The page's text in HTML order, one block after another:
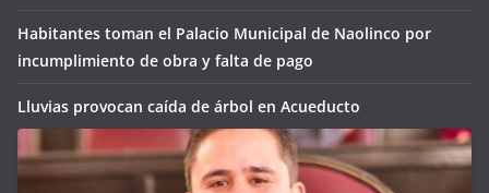
Habitantes toman el Palacio Municipal de Naolinco por
incumplimiento de obra y falta de pago
Lluvias provocan caída de árbol en Acueducto